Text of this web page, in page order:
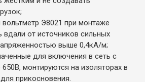
Э8021 при монтаже
вдали от источников сильных
выше 0,4кА/м;
для включения в сеть с
монтируются на изоляторах в
прикосновения.